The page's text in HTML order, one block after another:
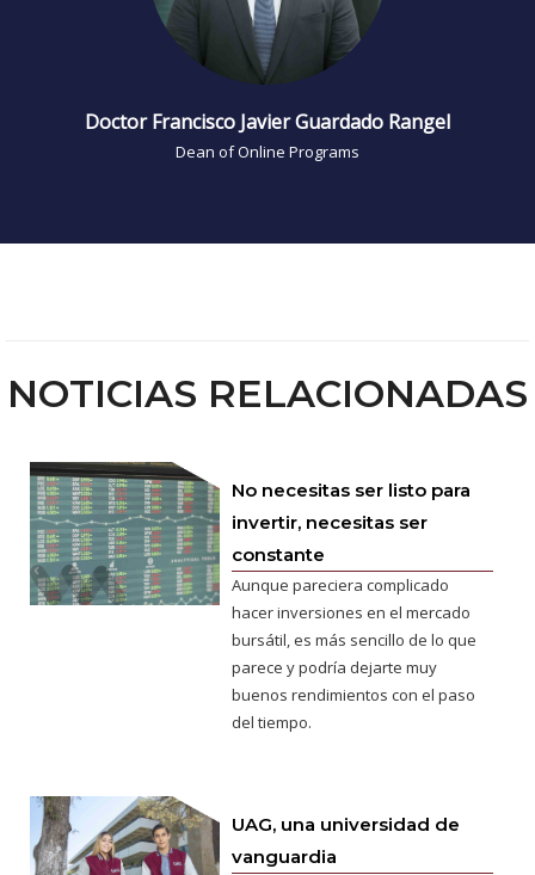
Doctor Francisco Javier Guardado Rangel
Dean of Online Programs
NOTICIAS RELACIONADAS
No necesitas ser listo para
invertir, necesitas ser
constante
Aunque pareciera complicado
hacer inversiones en el mercado
bursátil, es más sencillo de lo que
parece y podría dejarte muy
buenos rendimientos con el paso
del tiempo.
UAG, una universidad de
vanguardia